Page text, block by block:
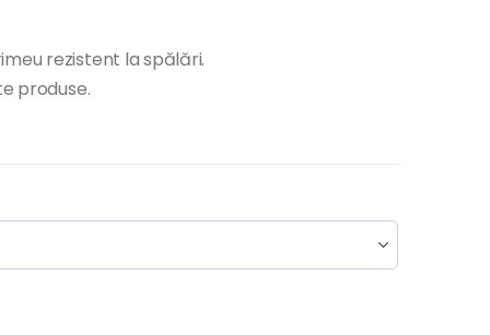
rezistent la spălări.
produse.